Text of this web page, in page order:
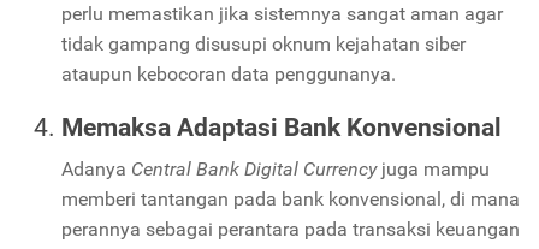
perlu memastikan jika sistemnya sangat aman agar
tidak gampang disusupi oknum kejahatan siber
ataupun kebocoran data penggunanya.
Memaksa Adaptasi Bank Konvensional
Adanya Central Bank Digital Currencyjuga mampu
memberi tantangan pada bank konvensional, di mana
perannya sebagai perantara pada transaksi keuangan